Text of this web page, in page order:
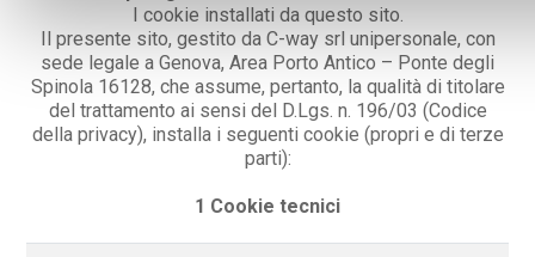
I cookie installati da questo sito.
Il presente sito, gestito da C-way srl unipersonale, con
sede legale a Genova, Area Porto Antico – Ponte degli
Spinola 16128, che assume, pertanto, la qualità di titolare
del trattamento ai sensi del D.Lgs. n. 196/03 (Codice
della privacy), installa i seguenti cookie (propri e di terze
parti):
1 Cookie tecnici